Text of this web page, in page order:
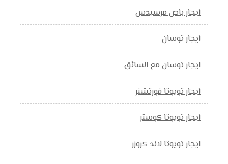
ايجار باص مرسيدس
ايجار توسان
ايجار توسان مع السائق
ايجار تويوتا فورتشنر
ايجار تويوتا كوستر
ايجار تويوتا لاند كروزر